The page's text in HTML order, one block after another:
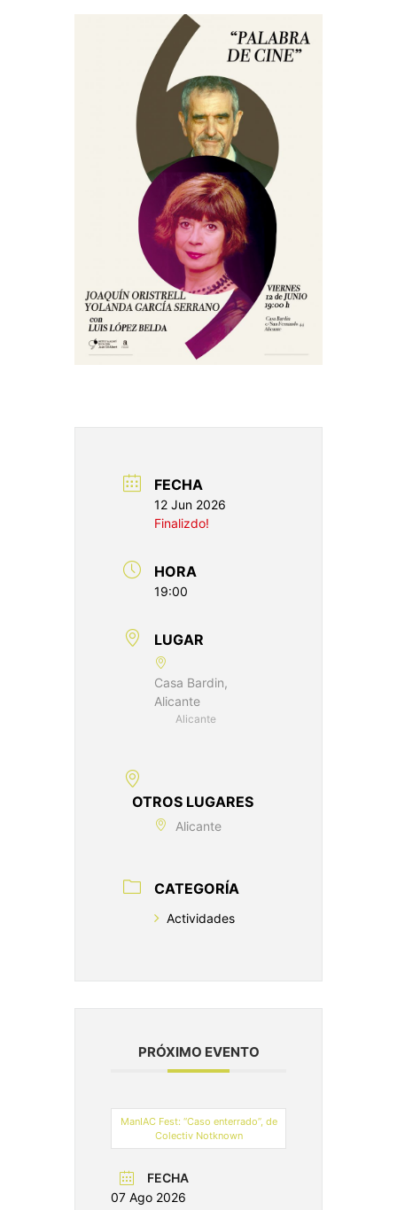
FECHA
12 Jun 2026
Finalizdo!
HORA
19:00
LUGAR
Casa Bardin,
Alicante
Alicante
OTROS LUGARES
Alicante
CATEGORÍA
Actividades
PRÓXIMO EVENTO
ManIAC Fest: “Caso enterrado”, de
Colectiv Notknown
FECHA
07 Ago 2026